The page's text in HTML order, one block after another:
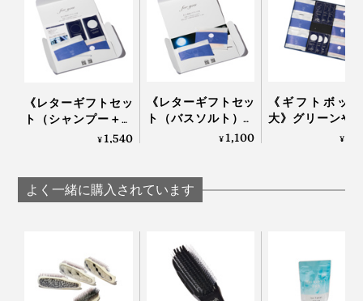
世界85ヵ国でオーガニック認証の実績がある「エコ
サート認証」を取得した、12種の植物成分
特長3
99％以上の生分解性がある、環境に配慮した成分
特長4
シリコンなどの合成ポリマー、パラベンやフェノキ
シエタノールは使わない
遺伝子組み換えされた素材は使わない
ストレスも徹底的に抑えた逸品です。
『MANGETSU（満月）』『SINGETSU（新月）』を使
えば使うほど、髪と肌にいいだけでなく、時短やコスト
《レターギフトセッ
ト（シャンプー＋バ
スソルト）》グリー
髪・顔・体がしっと
り潤う「全身シャン
SINGETSU
¥1,540
《レターギフトセッ
ト（バスソルト）》
グリーンや果実の“自
しっとり潤う「バス
ソルトセット」｜
SINGETSU ジャムレ
ーベル 満月・新月
¥1,100
《ギフトボッ
大》グリーンや
の“自然の香り”
ーベル 満月・新月
¥
よく一緒に購入されています